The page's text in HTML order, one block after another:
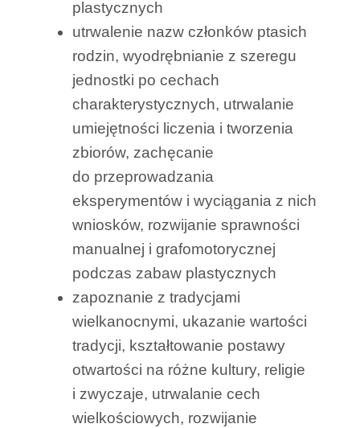
plastycznych
utrwalenie nazw członków ptasich
rodzin, wyodrębnianie z szeregu
jednostki po cechach
charakterystycznych, utrwalanie
umiejętności liczenia i tworzenia
zbiorów, zachęcanie
do przeprowadzania
eksperymentów i wyciągania z nich
wniosków, rozwijanie sprawności
manualnej i grafomotorycznej
podczas zabaw plastycznych
zapoznanie z tradycjami
wielkanocnymi, ukazanie wartości
tradycji, kształtowanie postawy
otwartości na różne kultury, religie
i zwyczaje, utrwalanie cech
wielkościowych, rozwijanie